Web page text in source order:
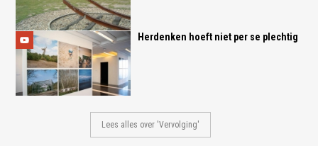
Herdenken hoeft niet per se plechtig
Lees alles over 'Vervolging'